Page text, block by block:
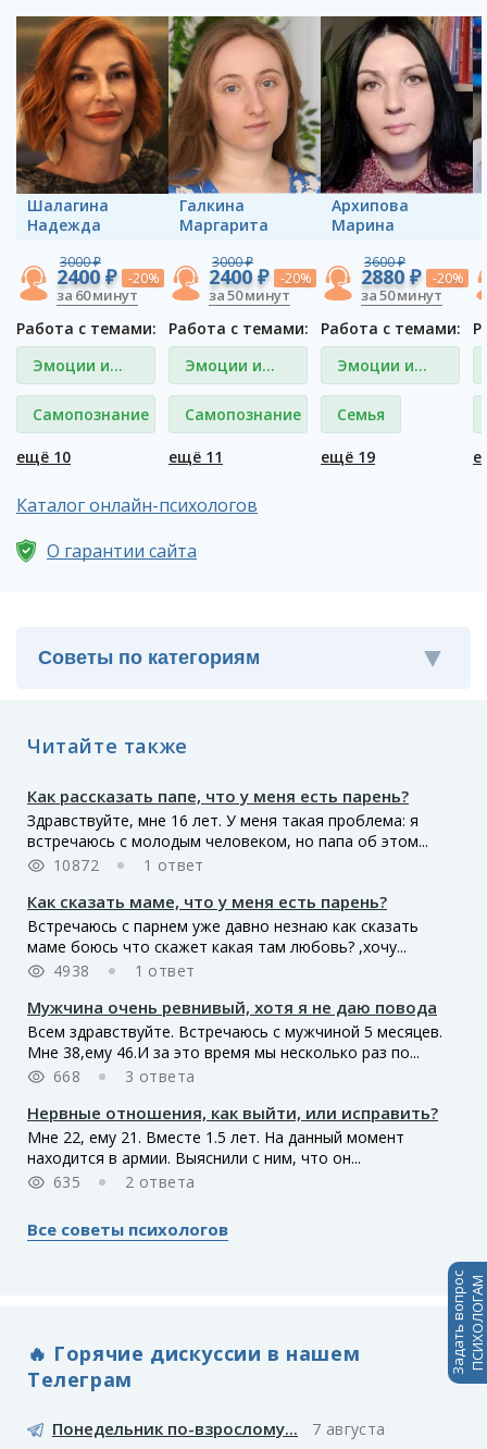
Шалагина
Надежда
3000 ₽
2400 ₽ -20%
за 60 минут
Работа с темами:
Эмоции и
чувства
Самопознание
ещё 10
Галкина
Маргарита
3000 ₽
2400 ₽ -20%
за 50 минут
Работа с темами:
Эмоции и
чувства
Самопознание
ещё 11
Архипова
Марина
3600 ₽
2880 ₽ -20%
за 50 минут
Работа с темами:
Эмоции и
чувства
Семья
ещё 19
Каталог онлайн-психологов
О гарантии сайта
Читайте также
Как рассказать папе, что у меня есть парень?
Здравствуйте, мне 16 лет. У меня такая проблема: я
встречаюсь с молодым человеком, но папа об этом...
10872
1 ответ
Как сказать маме, что у меня есть парень?
Встречаюсь с парнем уже давно незнаю как сказать
маме боюсь что скажет какая там любовь? ,хочу...
4938
1 ответ
Мужчина очень ревнивый, хотя я не даю повода
Всем здравствуйте. Встречаюсь с мужчиной 5 месяцев.
Мне 38,ему 46.И за это время мы несколько раз по...
668
3 ответа
Нервные отношения, как выйти, или исправить?
Мне 22, ему 21. Вместе 1.5 лет. На данный момент
находится в армии. Выяснили с ним, что он...
635
2 ответа
Все советы психологов
🔥 Горячие дискуссии в нашем
Телеграм
Понедельник по-взрослому... 7 августа
Задать вопросПСИХОЛОГАМ